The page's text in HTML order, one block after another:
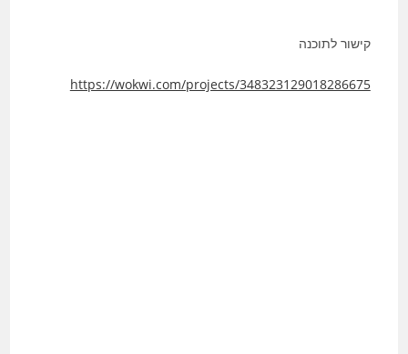
קישור לתוכנה
https://wokwi.com/projects/348323129018286675